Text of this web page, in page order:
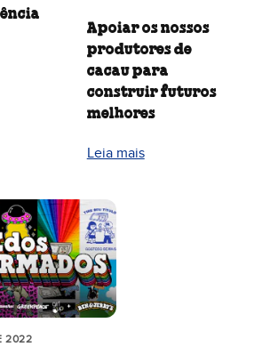
Apoiar os nossos
produtores de
cacau para
construir futuros
melhores
Leia mais
2022